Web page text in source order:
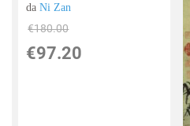
daNi Zan
€180.00
€97.20